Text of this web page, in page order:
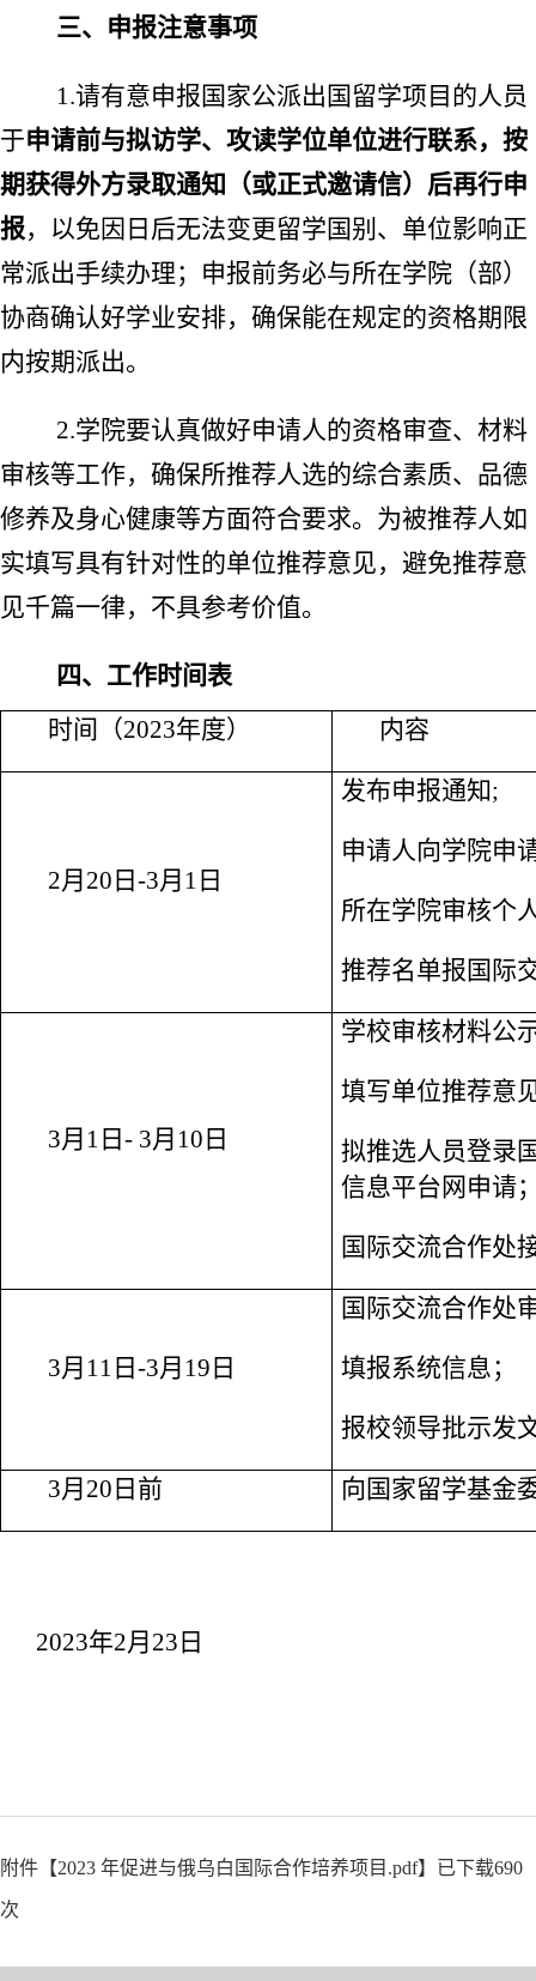
三、申报注意事项
1.请有意申报国家公派出国留学项目的人员
于申请前与拟访学、攻读学位单位进行联系，按
期获得外方录取通知（或正式邀请信）后再行申
报，以免因日后无法变更留学国别、单位影响正
常派出手续办理；申报前务必与所在学院（部）
协商确认好学业安排，确保能在规定的资格期限
内按期派出。
2.学院要认真做好申请人的资格审查、材料
审核等工作，确保所推荐人选的综合素质、品德
修养及身心健康等方面符合要求。为被推荐人如
实填写具有针对性的单位推荐意见，避免推荐意
见千篇一律，不具参考价值。
四、工作时间表
时间（2023年度） 内容
2月 20 日 -3月 1 日
发布申报通知;
申请人向学院申
所在学院审核个
推荐名单报国际
3月 1 日 - 3月 10 日
学校审核材料公
填写单位推荐意
拟推选人员登录
信息平台网申请
国际交流合作处
3月 11 日 -3月 19 日
国际交流合作处
填报系统信息；
报校领导批示发
3月 20 日前 向国家留学基金
2023年2月 23 日
附件【2023 年促进与俄乌白国际合作培养项目.pdf】已下载690
次